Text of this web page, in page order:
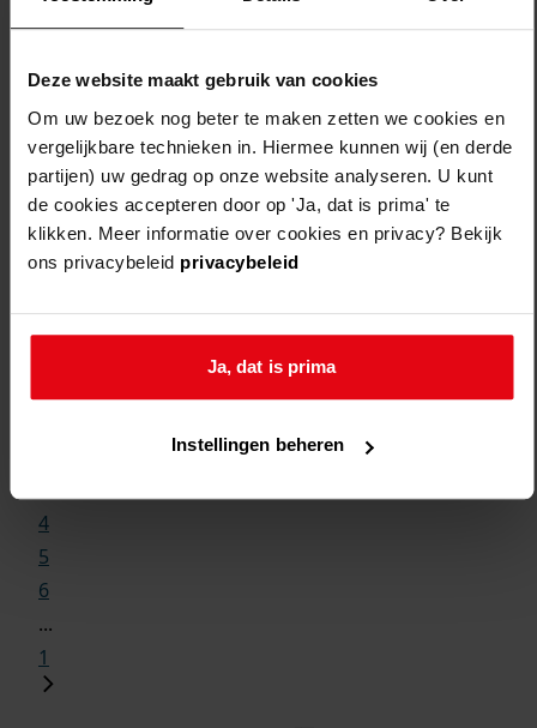
Deze website maakt gebruik van cookies
Om uw bezoek nog beter te maken zetten we cookies en
vergelijkbare technieken in. Hiermee kunnen wij (en derde
partijen) uw gedrag op onze website analyseren. U kunt
de cookies accepteren door op 'Ja, dat is prima' te
klikken. Meer informatie over cookies en privacy? Bekijk
ons privacybeleid privacybeleid
Ja, dat is prima
Instellingen beheren
4
5
6
...
1